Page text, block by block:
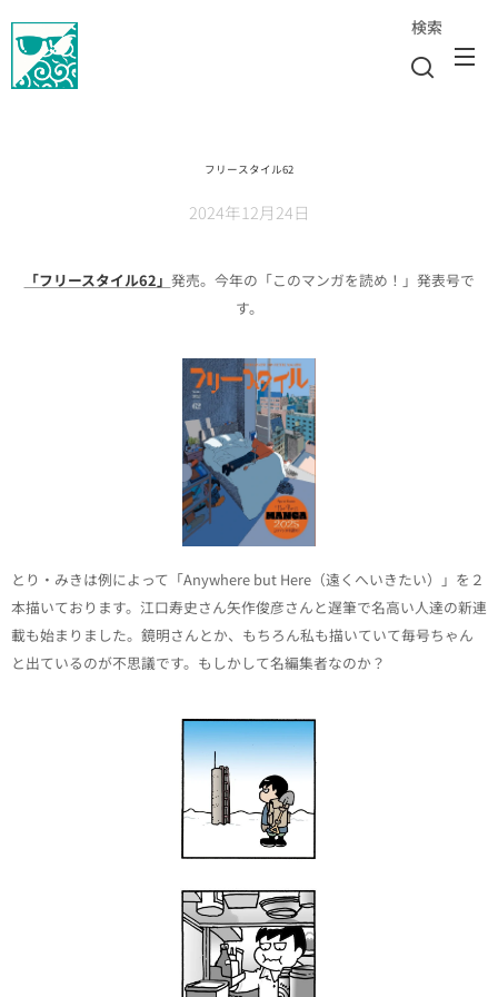
検索
フリースタイル62
2024年12月24日
「フリースタイル62」 発売。今年の「このマンガを読め！」発表号で
す。
とり・みきは例によって「Anywhere but Here（遠くへいきたい）」を２
本描いております。江口寿史さん矢作俊彦さんと遅筆で名高い人達の新連
載も始まりました。鏡明さんとか、もちろん私も描いていて毎号ちゃん
と出ているのが不思議です。もしかして名編集者なのか？